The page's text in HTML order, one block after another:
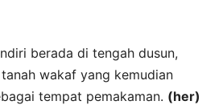
berada di tengah dusun,
wakaf yang kemudian
tempat pemakaman. (her)